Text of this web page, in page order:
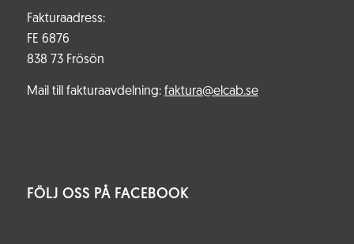
Fakturaadress:
FE 6876
838 73 Frösön
Mail till fakturaavdelning: faktura@elcab.se
FÖLJ OSS PÅ FACEBOOK